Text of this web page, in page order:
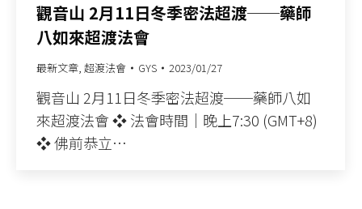
觀音山 2月11日冬季密法超渡──藥師
八如來超渡法會
最新文章, 超渡法會 GYS 2023/01/27
觀音山 2月11日冬季密法超渡──藥師八如
來超渡法會 ❖ 法會時間｜晚上7:30 (GMT+8)
❖ 佛前恭立…